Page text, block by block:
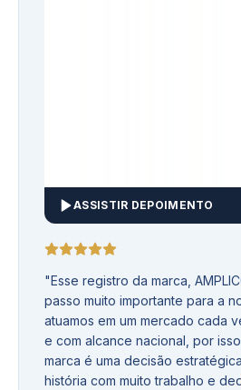
ASSISTIR DEPOIMENTO
"Esse registro da marca,
passo muito importante para a
atuamos em um mercado cada
e com alcance nacional, por
marca é uma decisão
história com muito trabalho e